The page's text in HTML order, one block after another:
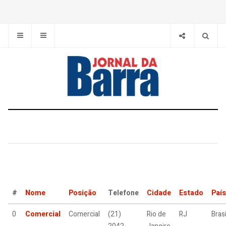
# Nome Posição Telefone Cidade Estado
País
0
Comercial Comercial
(21)
Rio de
RJ